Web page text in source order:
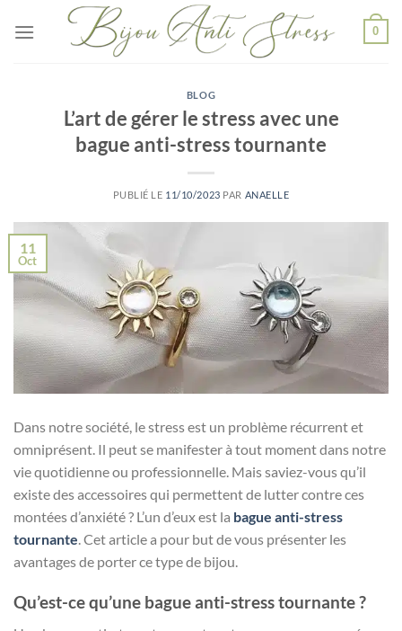
0
BLOG
L’art de gérer le stress avec une
bague anti-stress tournante
PUBLIÉ LE 11/10/2023 PAR ANAELLE
11
Oct
Dans notre société, le stress est un problème récurrent et
omniprésent. Il peut se manifester à tout moment dans notre
vie quotidienne ou professionnelle. Mais saviez-vous qu’il
existe des accessoires qui permettent de lutter contre ces
montées d’anxiété ? L’un d’eux est la bague anti-stress
tournante. Cet article a pour but de vous présenter les
avantages de porter ce type de bijou.
Qu’est-ce qu’une bague anti-stress tournante ?